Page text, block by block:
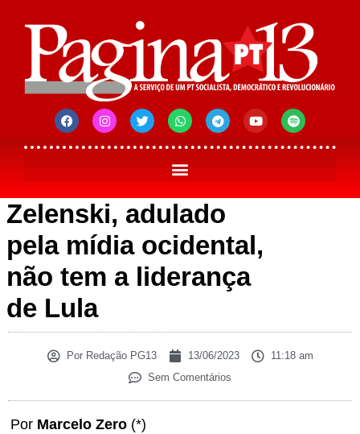
Zelenski, adulado
pela mídia ocidental,
não tem a liderança
de Lula
PorRedação PG13 13/06/2023
11:18 am
Sem Comentários
Por Marcelo Zero (*)